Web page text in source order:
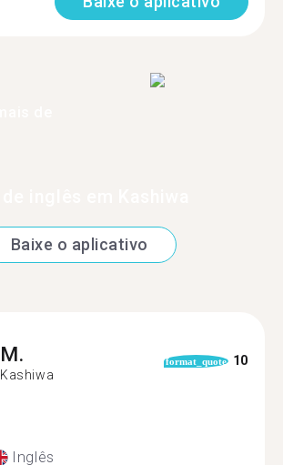
Baixe o aplicativo
M.
Kashiwa
format_quote 10
Inglês